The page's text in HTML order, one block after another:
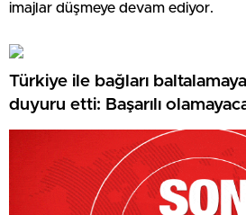
imajlar düşmeye devam ediyor.
Türkiye ile bağları baltalamaya
duyuru etti: Başarılı